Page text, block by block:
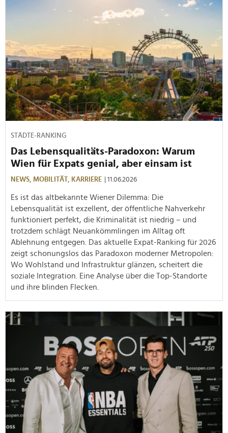
STÄDTE-RANKING
Das Lebensqualitäts-Paradoxon: Warum
Wien für Expats genial, aber einsam ist
NEWS, MOBILITÄT, KARRIERE | 11.06.2026
Es ist das altbekannte Wiener Dilemma: Die
Lebensqualität ist exzellent, der öffentliche Nahverkehr
funktioniert perfekt, die Kriminalität ist niedrig – und
trotzdem schlägt Neuankömmlingen im Alltag oft
Ablehnung entgegen. Das aktuelle Expat-Ranking für 2026
zeigt schonungslos das Paradoxon moderner Metropolen:
Wo Wohlstand und Infrastruktur glänzen, scheitert die
soziale Integration. Eine Analyse über die Top-Standorte
und ihre blinden Flecken.